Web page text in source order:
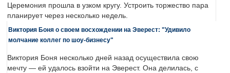
Церемония прошла в узком кругу. Устроить торжество пара
планирует через несколько недель.
Виктория Боня о своем восхождении на Эверест: "Удивило
молчание коллег по шоу-бизнесу"
Виктория Боня несколько дней назад осуществила свою
мечту — ей удалось взойти на Эверест. Она делилась, с